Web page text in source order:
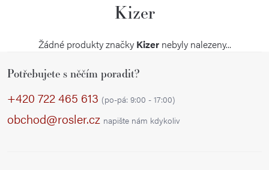
Kizer
Žádné produkty značky Kizernebyly nalezeny...
Potřebujete s něčím poradit?
+420 722 465 613 (po-pá: 9:00 - 17:00)
obchod@rosler.cz napište nám kdykoliv